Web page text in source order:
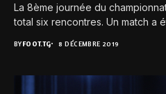
La 8ème journée du
total six rencontres. Un match a
BYFOOT.TG 8 DÉCEMBRE 2019